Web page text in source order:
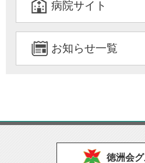
病院サイト
お知らせ一覧
徳洲会